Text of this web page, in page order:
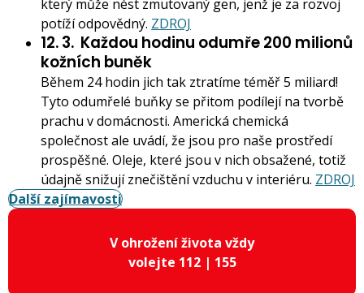
který může nést zmutovaný gen, jenž je za rozvoj
potíží odpovědný. ZDROJ
12. 3. Každou hodinu odumře 200 milionů
kožních buněk
Během 24 hodin jich tak ztratíme téměř 5 miliard!
Tyto odumřelé buňky se přitom podílejí na tvorbě
prachu v domácnosti. Americká chemická
společnost ale uvádí, že jsou pro naše prostředí
prospěšné. Oleje, které jsou v nich obsažené, totiž
údajně snižují znečištění vzduchu v interiéru. ZDROJ
Další zajímavosti
V ohrožení života vždy
volejte 112 | 155